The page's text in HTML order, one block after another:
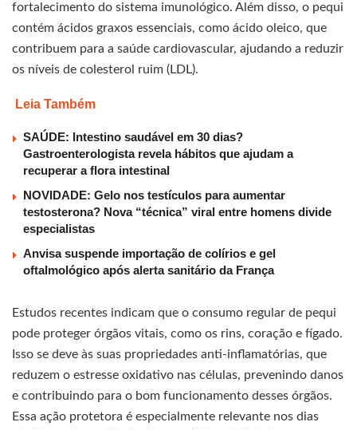
fortalecimento do sistema imunológico. Além disso, o pequi
contém ácidos graxos essenciais, como ácido oleico, que
contribuem para a saúde cardiovascular, ajudando a reduzir
os níveis de colesterol ruim (LDL).
Leia Também
SAÚDE: Intestino saudável em 30 dias?
Gastroenterologista revela hábitos que ajudam a
recuperar a flora intestinal
NOVIDADE: Gelo nos testículos para aumentar
testosterona? Nova “técnica” viral entre homens divide
especialistas
Anvisa suspende importação de colírios e gel
oftalmológico após alerta sanitário da França
Estudos recentes indicam que o consumo regular de pequi
pode proteger órgãos vitais, como os rins, coração e fígado.
Isso se deve às suas propriedades anti-inflamatórias, que
reduzem o estresse oxidativo nas células, prevenindo danos
e contribuindo para o bom funcionamento desses órgãos.
Essa ação protetora é especialmente relevante nos dias